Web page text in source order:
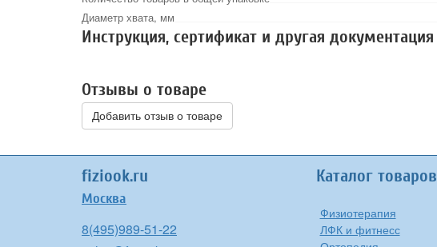
Диаметр хвата, мм
Инструкция, сертификат и другая документация
Отзывы о товаре
Добавить отзыв о товаре
fiziook.ru
Москва
8(495)989-51-22
Каталог товаров
Физиотерапия
ЛФК и фитнесс